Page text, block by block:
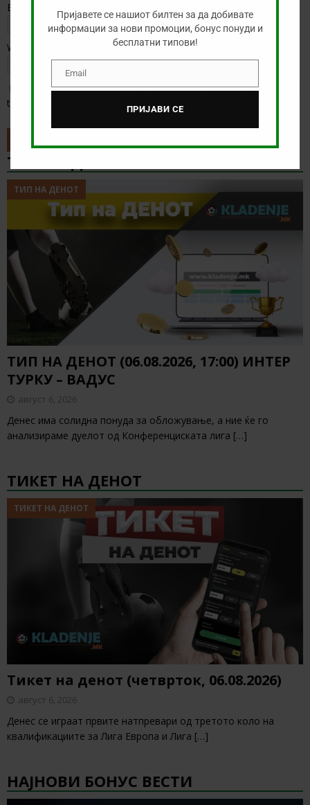
Email
Website
Save my name, email, and website in this browser for the next
time I comment.
ТИП НА ДЕНОТ
ТИП НА ДЕНОТ
ТИП НА ДЕНОТ (06.08.2026, 17:00) ИНТЕР
ТУРКУ – ВАДУС
август 6, 2026
Денес има солидна понуда за обложување, а ние ќе го
анализираме дуелот од Конференциската лига […]
ТИКЕТ НА ДЕНОТ
ТИКЕТ НА ДЕНОТ
Тикет на денот (четврток, 06.08.2026)
август 6, 2026
Денес се играат првите натпревари од третото коло на
квалификациите за Лига Европа и Лига […]
НАЈНОВИ БОНУС ВЕСТИ
Пријавете се нашиот билтен за да добивате
информации за нови промоции, бонус понуди и
бесплатни типови!
EmailEmail
ПРИЈАВИ СЕ